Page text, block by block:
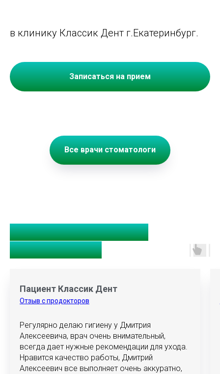
в клинику Классик Дент г.Екатеринбург.
Записаться на прием
Все врачи стоматологи
Отзывы о Дмитрии
Алексеевиче
Пациент Классик Дент
Отзыв с продокторов
Регулярно делаю гигиену у Дмитрия
Алексеевича, врач очень внимательный,
всегда дает нужные рекомендации для ухода.
Нравится качество работы, Дмитрий
Алексеевич все выполняет очень аккуратно,